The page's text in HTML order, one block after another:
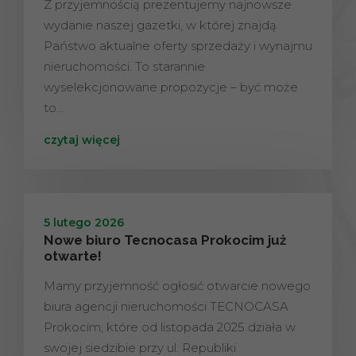
Z przyjemnością prezentujemy najnowsze
wydanie naszej gazetki, w której znajdą
Państwo aktualne oferty sprzedaży i wynajmu
nieruchomości. To starannie
wyselekcjonowane propozycje – być może
to…
czytaj więcej
5 lutego 2026
Nowe biuro Tecnocasa Prokocim już
otwarte!
Mamy przyjemność ogłosić otwarcie nowego
biura agencji nieruchomości TECNOCASA
Prokocim, które od listopada 2025 działa w
swojej siedzibie przy ul. Republiki